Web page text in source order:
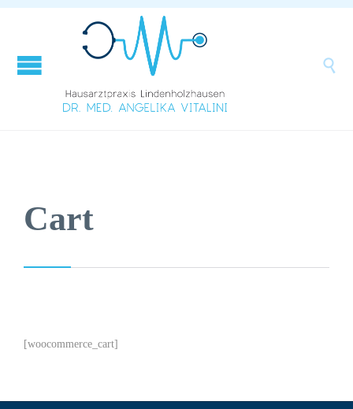

Cart
[woocommerce_cart]